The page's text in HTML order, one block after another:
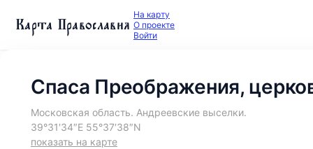
Карта Православия На карту
О проекте
Войти
Спаса Преображения,
Московская область. Андреевские выселки.
39°31′34″E 55°37′38″N
показать на карте